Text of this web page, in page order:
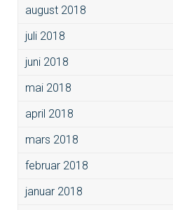
august 2018
juli 2018
juni 2018
mai 2018
april 2018
mars 2018
februar 2018
januar 2018